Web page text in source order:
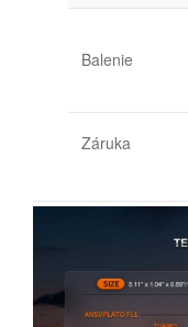
Balenie
Záruka